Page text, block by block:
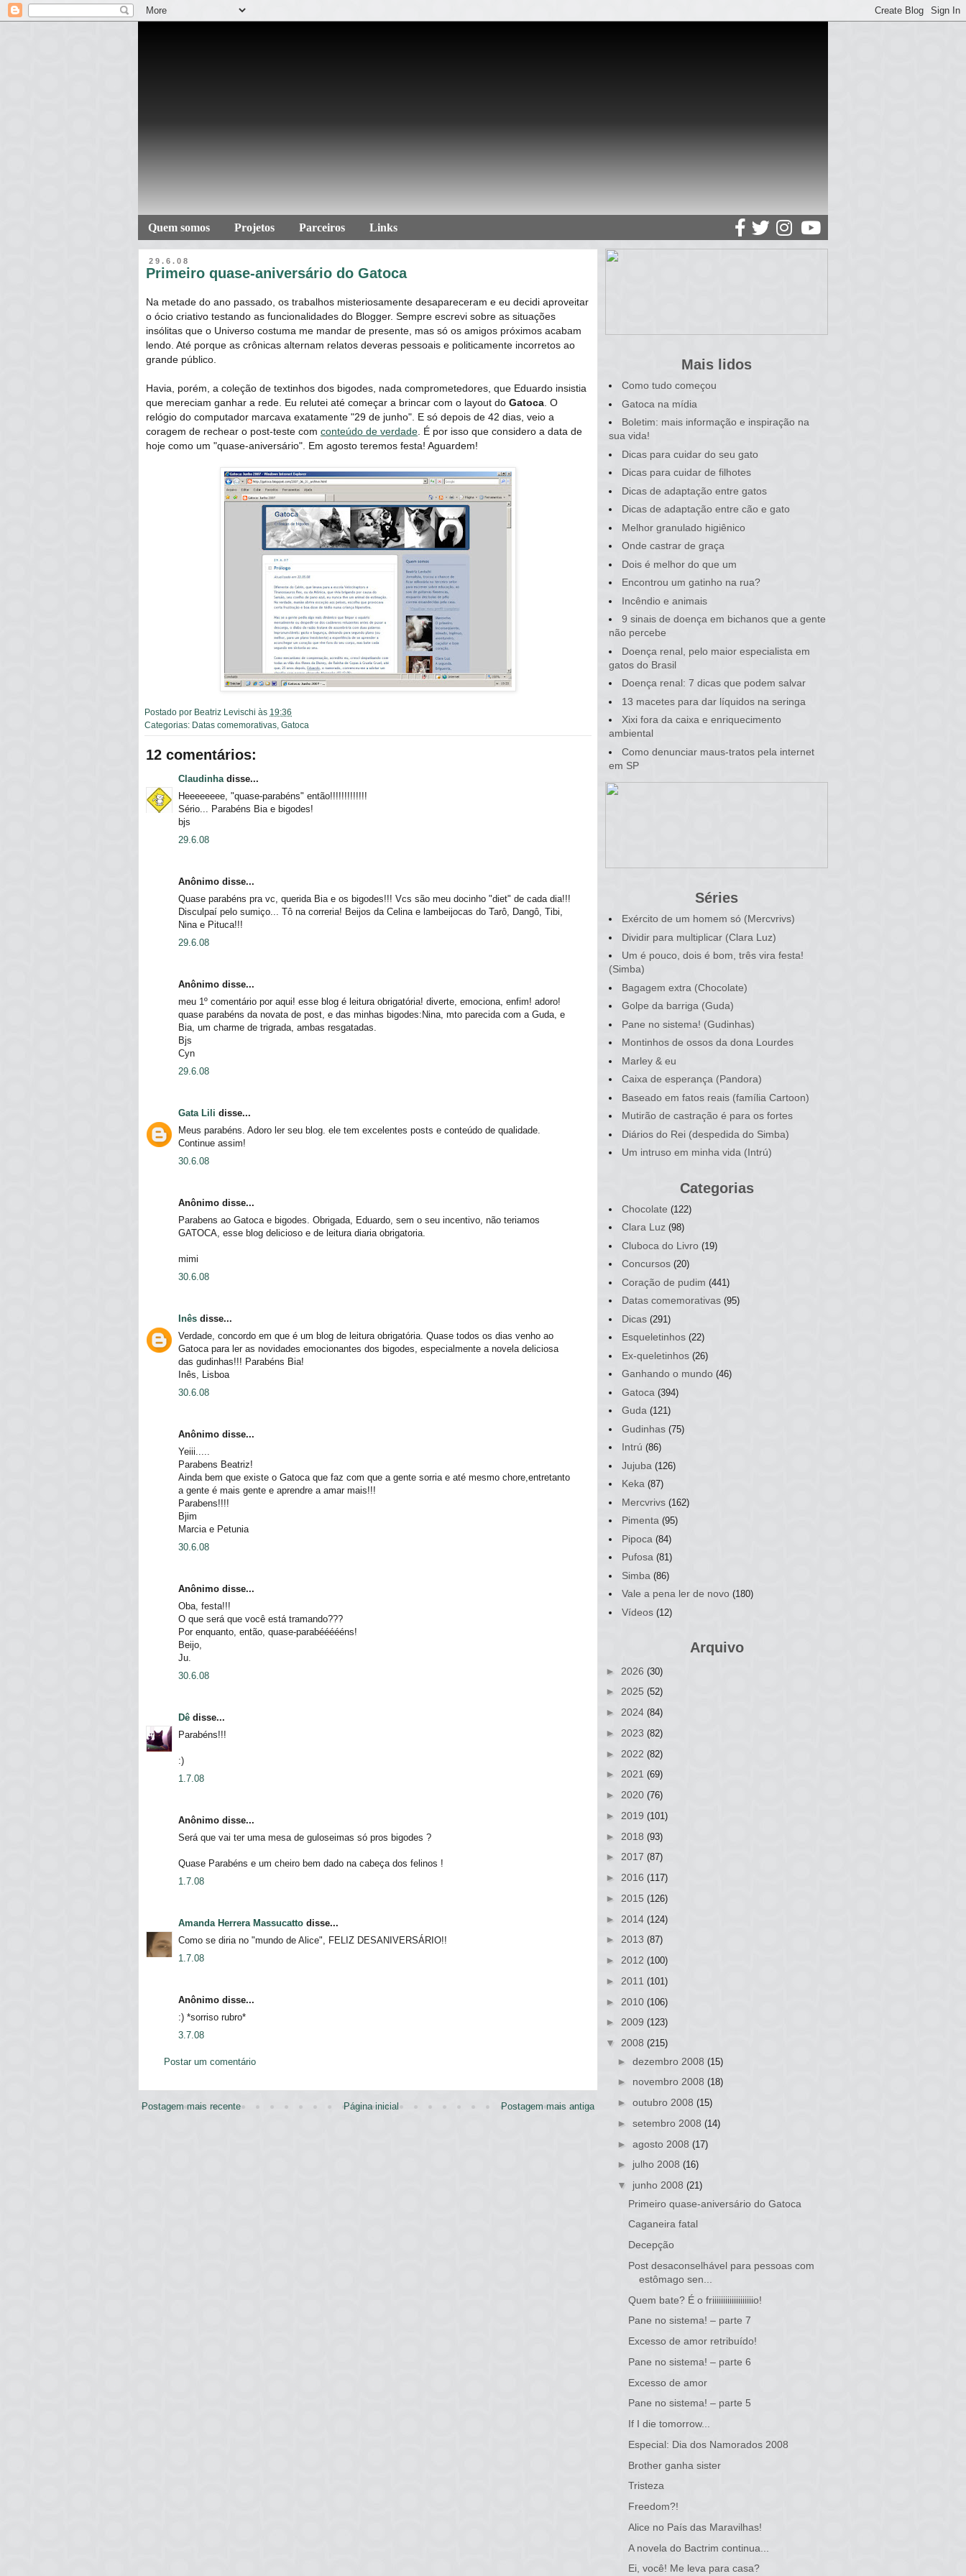
Quem somos Projetos Parceiros Links
29.6.08
Primeiro quase-aniversário do Gatoca
Na metade do ano passado, os trabalhos misteriosamente desapareceram e eu decidi aproveitar
o ócio criativo testando as funcionalidades do Blogger. Sempre escrevi sobre as situações
insólitas que o Universo costuma me mandar de presente, mas só os amigos próximos acabam
lendo. Até porque as crônicas alternam relatos deveras pessoais e politicamente incorretos ao
grande público.
Havia, porém, a coleção de textinhos dos bigodes, nada comprometedores, que Eduardo insistia
que mereciam ganhar a rede. Eu relutei até começar a brincar com o layout do Gatoca . O
relógio do computador marcava exatamente "29 de junho". E só depois de 42 dias, veio a
coragem de rechear o post-teste com conteúdo de verdade . É por isso que considero a data de
hoje como um "quase-aniversário". Em agosto teremos festa! Aguardem!
Postado por Beatriz Levischi às 19:36
Categorias: Datas comemorativas Gatoca
12 comentários:
Claudinha disse...
Heeeeeeee, "quase-parabéns" então!!!!!!!!!!!!!
Sério... Parabéns Bia e bigodes!
bjs
29.6.08
Anônimo disse...
Quase parabéns pra vc, querida Bia e os bigodes!!! Vcs são meu docinho "diet" de cada dia!!!
Disculpaí pelo sumiço... Tô na correria! Beijos da Celina e lambeijocas do Tarô, Dangô, Tibi,
Nina e Pituca!!!
29.6.08
Anônimo disse...
meu 1º comentário por aqui! esse blog é leitura obrigatória! diverte, emociona, enfim! adoro!
quase parabéns da novata de post, e das minhas bigodes:Nina, mto parecida com a Guda, e
Bia, um charme de trigrada, ambas resgatadas.
Bjs
Cyn
29.6.08
Gata Lili disse...
Meus parabéns. Adoro ler seu blog. ele tem excelentes posts e conteúdo de qualidade.
Continue assim!
30.6.08
Anônimo disse...
Parabens ao Gatoca e bigodes. Obrigada, Eduardo, sem o seu incentivo, não teriamos
GATOCA, esse blog delicioso e de leitura diaria obrigatoria.
mimi
30.6.08
Inês disse...
Verdade, concordo em que é um blog de leitura obrigatória. Quase todos os dias venho ao
Gatoca para ler as novidades emocionantes dos bigodes, especialmente a novela deliciosa
das gudinhas!!! Parabéns Bia!
Inês, Lisboa
30.6.08
Anônimo disse...
Yeiii.....
Parabens Beatriz!
Ainda bem que existe o Gatoca que faz com que a gente sorria e até mesmo chore,entretanto
a gente é mais gente e aprendre a amar mais!!!
Parabens!!!!
Bjim
Marcia e Petunia
30.6.08
Anônimo disse...
Oba, festa!!!
O que será que você está tramando???
Por enquanto, então, quase-parabéééééns!
Beijo,
Ju.
30.6.08
Dê disse...
Parabéns!!!
:)
1.7.08
Anônimo disse...
Será que vai ter uma mesa de guloseimas só pros bigodes ?
Quase Parabéns e um cheiro bem dado na cabeça dos felinos !
1.7.08
Amanda Herrera Massucatto disse...
Como se diria no "mundo de Alice", FELIZ DESANIVERSÁRIO!!
1.7.08
Anônimo disse...
:) *sorriso rubro*
3.7.08
Postar um comentário
Postagem mais recente Postagem mais antiga
Página inicial
Mais lidos
Como tudo começou
Gatoca na mídia
Boletim: mais informação e inspiração na
sua vida!
Dicas para cuidar do seu gato
Dicas para cuidar de filhotes
Dicas de adaptação entre gatos
Dicas de adaptação entre cão e gato
Melhor granulado higiênico
Onde castrar de graça
Dois é melhor do que um
Encontrou um gatinho na rua?
Incêndio e animais
9 sinais de doença em bichanos que a gente
não percebe
Doença renal, pelo maior especialista em
gatos do Brasil
Doença renal: 7 dicas que podem salvar
13 macetes para dar líquidos na seringa
Xixi fora da caixa e enriquecimento
ambiental
Como denunciar maus-tratos pela internet
em SP
Séries
Exército de um homem só (Mercvrivs)
Dividir para multiplicar (Clara Luz)
Um é pouco, dois é bom, três vira festa!
(Simba)
Bagagem extra (Chocolate)
Golpe da barriga (Guda)
Pane no sistema! (Gudinhas)
Montinhos de ossos da dona Lourdes
Marley & eu
Caixa de esperança (Pandora)
Baseado em fatos reais (família Cartoon)
Mutirão de castração é para os fortes
Diários do Rei (despedida do Simba)
Um intruso em minha vida (Intrú)
Categorias
Chocolate (122)
Clara Luz (98)
Cluboca do Livro (19)
Concursos (20)
Coração de pudim (441)
Datas comemorativas (95)
Dicas (291)
Esqueletinhos (22)
Ex-queletinhos (26)
Ganhando o mundo (46)
Gatoca (394)
Guda (121)
Gudinhas (75)
Intrú (86)
Jujuba (126)
Keka (87)
Mercvrivs (162)
Pimenta (95)
Pipoca (84)
Pufosa (81)
Simba (86)
Vale a pena ler de novo (180)
Vídeos (12)
Arquivo
► 2026 (30)
► 2025 (52)
► 2024 (84)
► 2023 (82)
► 2022 (82)
► 2021 (69)
► 2020 (76)
► 2019 (101)
► 2018 (93)
► 2017 (87)
► 2016 (117)
► 2015 (126)
► 2014 (124)
► 2013 (87)
► 2012 (100)
► 2011 (101)
► 2010 (106)
► 2009 (123)
▼ 2008 (215)
► dezembro 2008 (15)
► novembro 2008 (18)
► outubro 2008 (15)
► setembro 2008 (14)
► agosto 2008 (17)
► julho 2008 (16)
▼ junho 2008 (21)
Primeiro quase-aniversário do Gatoca
Caganeira fatal
Decepção
Post desaconselhável para pessoas com
estômago sen...
Quem bate? É o friiiiiiiiiiiiiiiiiiio!
Pane no sistema! – parte 7
Excesso de amor retribuído!
Pane no sistema! – parte 6
Excesso de amor
Pane no sistema! – parte 5
If I die tomorrow...
Especial: Dia dos Namorados 2008
Brother ganha sister
Tristeza
Freedom?!
Alice no País das Maravilhas!
A novela do Bactrim continua...
Ei, você! Me leva para casa?